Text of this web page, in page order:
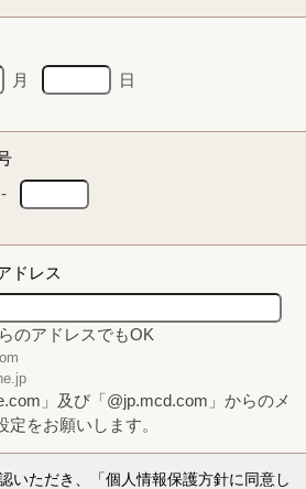
月 日
-
ドレス
のアドレスでもOK
」及び「@jp.mcd.com」からのメ
をお願いします。
いただき、「個人情報保護方針に同意し